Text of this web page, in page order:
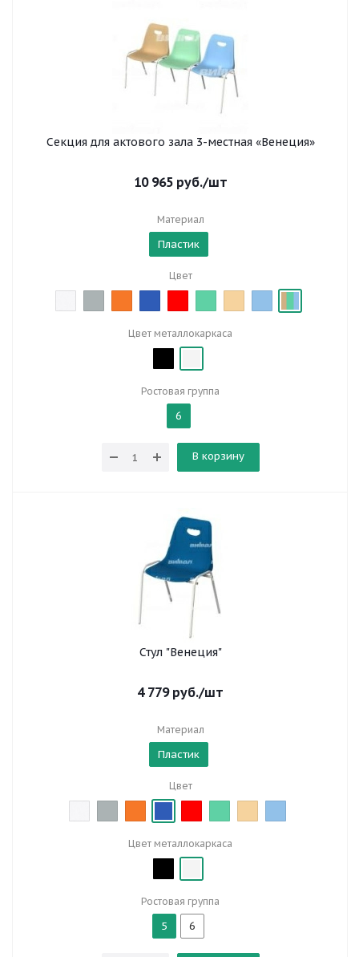
Секция для актового зала 3-местная «Венеция»
10 965руб./шт
Материал
Пластик
Цвет
Цвет металлокаркаса
Ростовая группа
6
В корзину
Стул "Венеция"
4 779руб./шт
Материал
Пластик
Цвет
Цвет металлокаркаса
Ростовая группа
5 6